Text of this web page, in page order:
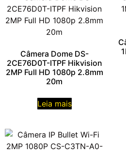
Câmera Dome DS-
2CE76D0T-ITPF Hikvision
2MP Full HD 1080p 2.8mm
20m
Leia mais